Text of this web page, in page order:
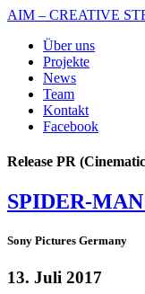
AIM – CREATIVE
Über uns
Projekte
News
Team
Kontakt
Facebook
Release PR
SPIDER-
Sony Pictures Germany
13. Juli 2017